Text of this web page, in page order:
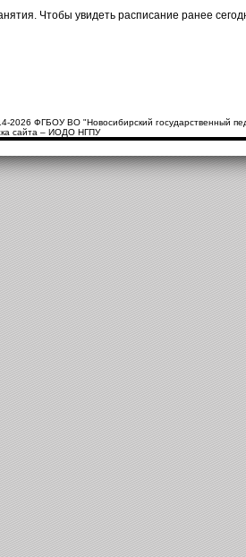
Чтобы увидеть расписание ранее
2026 ФГБОУ ВО "Новосибирский государственный
сайта – ИОДО НГПУ